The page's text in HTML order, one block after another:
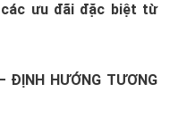
ưu đãi đặc biệt từ
ĐỊNH HƯỚNG TƯƠNG